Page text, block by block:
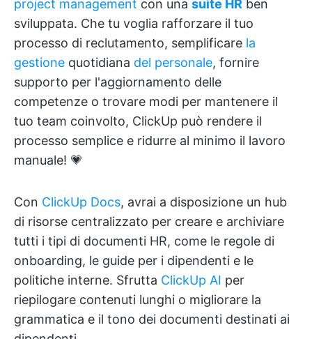
project management con una suite HR ben
sviluppata. Che tu voglia rafforzare il tuo
processo di reclutamento, semplificare la
gestione quotidiana del personale, fornire
supporto per l'aggiornamento delle
competenze o trovare modi per mantenere il
tuo team coinvolto, ClickUp può rendere il
processo semplice e ridurre al minimo il lavoro
manuale! 💗
Con ClickUp Docs, avrai a disposizione un hub
di risorse centralizzato per creare e archiviare
tutti i tipi di documenti HR, come le regole di
onboarding, le guide per i dipendenti e le
politiche interne. Sfrutta ClickUp AI per
riepilogare contenuti lunghi o migliorare la
grammatica e il tono dei documenti destinati ai